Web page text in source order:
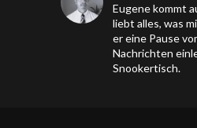
Eugene kommt
liebt alles, was
er eine Pause
Nachrichten
Snookertisch.